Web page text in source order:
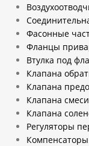
Фасонные
Фланцы
Втулка под
Клапана
Клапана
Клапана
Клапана
Регуляторы